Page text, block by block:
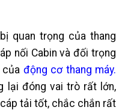
quan trọng của thang
nối Cabin và đối trọng
động cơ thang máy.
lại đóng vai trò rất lớn,
tải tốt, chắc chắn rất